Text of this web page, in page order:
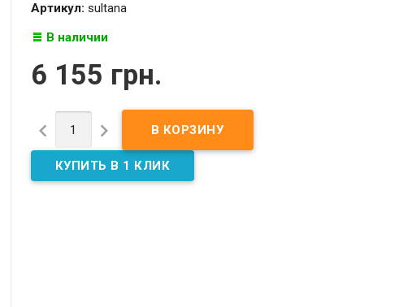
Артикул: sultana
В наличии
6 155 грн.
 